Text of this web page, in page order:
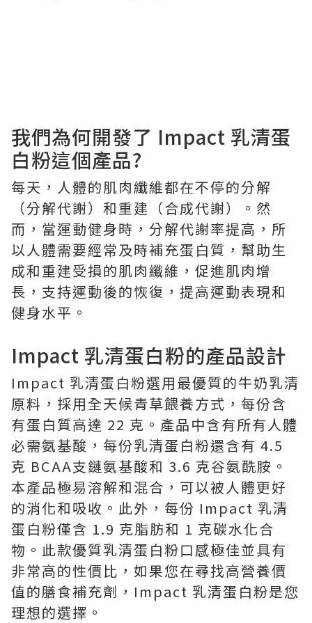
我們為何開發了 Impact 乳清蛋
白粉這個產品?
每天，人體的肌肉纖維都在不停的分解
（分解代謝）和重建（合成代謝）。然
而，當運動健身時，分解代謝率提高，所
以人體需要經常及時補充蛋白質，幫助生
成和重建受損的肌肉纖維，促進肌肉增
長，支持運動後的恢復，提高運動表現和
健身水平。
Impact 乳清蛋白粉的產品設計
Impact 乳清蛋白粉選用最優質的牛奶乳清
原料，採用全天候青草餵養方式，每份含
有蛋白質高達 22 克。產品中含有所有人體
必需氨基酸，每份乳清蛋白粉還含有 4.5
克 BCAA支鏈氨基酸和 3.6 克谷氨酰胺。
本產品極易溶解和混合，可以被人體更好
的消化和吸收。此外，每份 Impact 乳清
蛋白粉僅含 1.9 克脂肪和 1 克碳水化合
物。此款優質乳清蛋白粉口感極佳並具有
非常高的性價比，如果您在尋找高營養價
值的膳食補充劑，Impact 乳清蛋白粉是您
理想的選​​擇。